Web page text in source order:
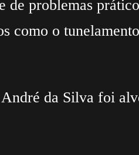
de problemas
como o
da Silva foi